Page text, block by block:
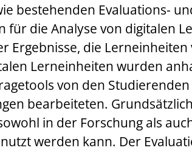
bestehenden Evaluations-
für die Analyse von digitalen
Ergebnisse, die
Lerneinheiten wurden
von den
bearbeiteten.
in der Forschung als
werden kann. Der